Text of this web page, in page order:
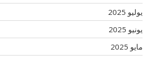
يوليو 2025
يونيو 2025
مايو 2025